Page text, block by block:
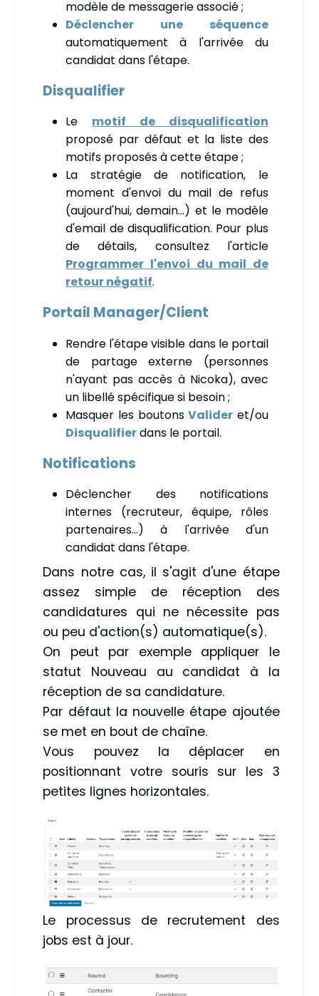
modèle de messagerie associé ;
Déclencher une séquence
automatiquement à l'arrivée du
candidat dans l'étape.
Disqualifier
Le motif de disqualification
proposé par défaut et la liste des
motifs proposés à cette étape ;
La stratégie de notification, le
moment d'envoi du mail de refus
(aujourd'hui, demain…) et le modèle
d'email de disqualification. Pour plus
de détails, consultez l'article
Programmer l'envoi du mail de
retour négatif.
Portail Manager/Client
Rendre l'étape visible dans le portail
de partage externe (personnes
n'ayant pas accès à Nicoka), avec
un libellé spécifique si besoin ;
Masquer les boutonsValider et/ou
Disqualifierdans le portail.
Notifications
Déclencher des notifications
internes (recruteur, équipe, rôles
partenaires…) à l'arrivée d'un
candidat dans l'étape.
Dans notre cas, il s'agit d'une étape
assez simple de réception des
candidatures qui ne nécessite pas
ou peu d'action(s) automatique(s).
On peut par exemple appliquer le
statut Nouveau au candidat à la
réception de sa candidature.
Par défaut la nouvelle étape ajoutée
se met en bout de chaîne.
Vous pouvez la déplacer en
positionnant votre souris sur les 3
petites lignes horizontales.
Le processus de recrutement des
jobs est à jour.